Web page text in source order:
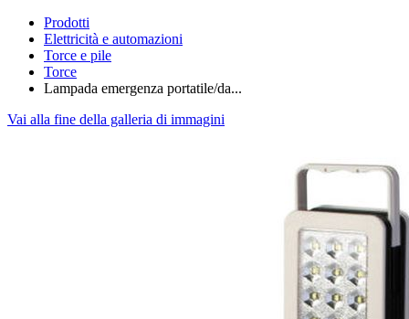
Prodotti
Elettricità e automazioni
Torce e pile
Torce
Lampada emergenza portatile/da...
Vai alla fine della galleria di immagini